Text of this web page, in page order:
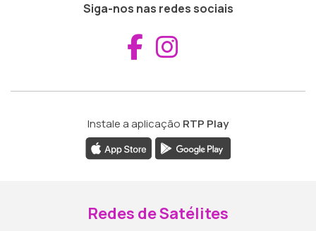
Siga-nos nas redes sociais
Aceder ao
Instale a aplicação RTP Play
Redes de Satélites